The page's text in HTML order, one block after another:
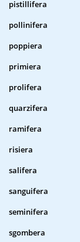
pistillifera
pollinifera
poppiera
primiera
prolifera
quarzifera
ramifera
risiera
salifera
sanguifera
seminifera
sgombera